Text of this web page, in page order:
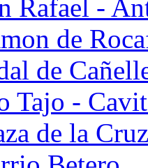
Rafael -
de
de
Tajo -
de la